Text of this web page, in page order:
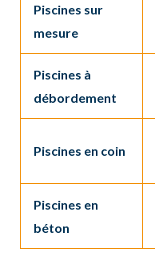
Piscines sur
mesure
Piscines à
débordement
Piscines en coin
Piscines en
béton